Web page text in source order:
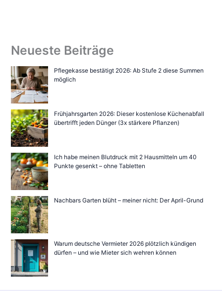
Neueste Beiträge
Pflegekasse bestätigt 2026: Ab Stufe 2 diese Summen
möglich
Frühjahrsgarten 2026: Dieser kostenlose Küchenabfall
übertrifft jeden Dünger (3x stärkere Pflanzen)
Ich habe meinen Blutdruck mit 2 Hausmitteln um 40
Punkte gesenkt – ohne Tabletten
Nachbars Garten blüht – meiner nicht: Der April-Grund
Warum deutsche Vermieter 2026 plötzlich kündigen
dürfen – und wie Mieter sich wehren können